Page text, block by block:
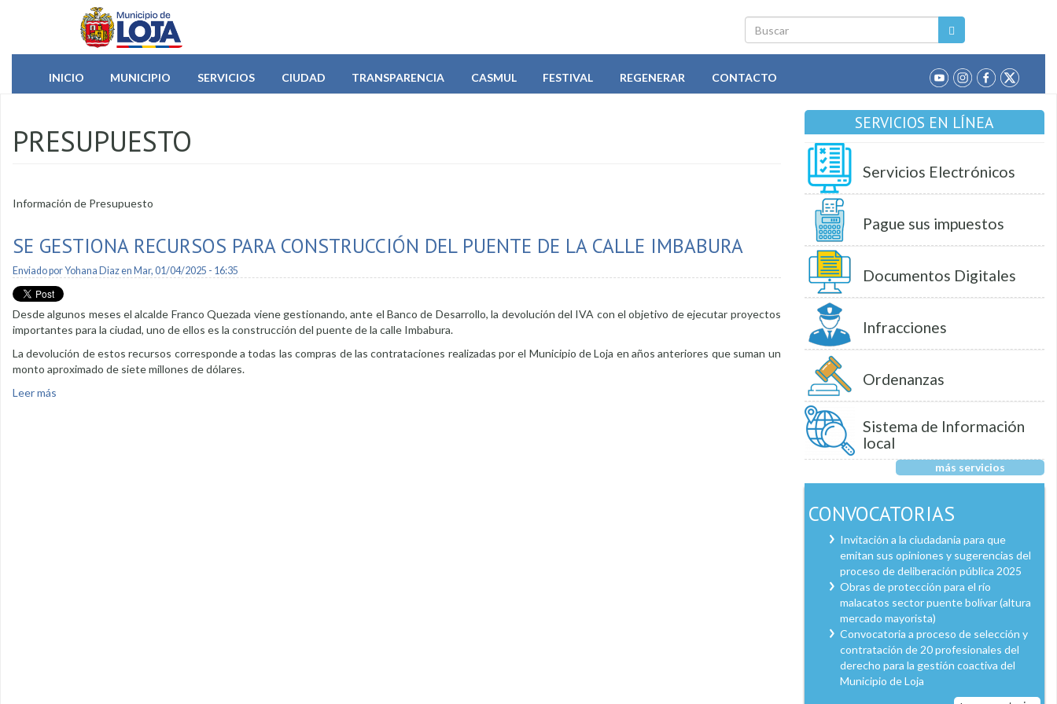
Pasar al contenido principal
Buscar
INICIO
MUNICIPIO SERVICIOS CIUDAD TRANSPARENCIA CASMUL FESTIVAL REGENERAR CONTACTO
PRESUPUESTO
Información de Presupuesto
SE GESTIONA RECURSOS PARA CONSTRUCCIÓN DEL PUENTE DE LA CALLE IMBABURA
Enviado porYohana Diazen Mar, 01/04/2025 - 16:35
Desde algunos meses el alcalde Franco Quezada viene gestionando, ante el Banco de Desarrollo, la devolución del IVA con el objetivo de ejecutar proyectos
importantes para la ciudad, uno de ellos es la construcción del puente de la calle Imbabura.
La devolución de estos recursos corresponde a todas las compras de las contrataciones realizadas por el Municipio de Loja en años anteriores que suman un
monto aproximado de siete millones de dólares.
Leer más
SERVICIOS EN LÍNEA
Servicios Electrónicos
Pague sus impuestos
Documentos Digitales
Infracciones
Ordenanzas
Sistema de Información
local
más servicios
CONVOCATORIAS
Invitación a la ciudadanía para que
emitan sus opiniones y sugerencias del
proceso de deliberación pública 2025
Obras de protección para el río
malacatos sector puente bolívar (altura
mercado mayorista)
Convocatoria a proceso de selección y
contratación de 20 profesionales del
derecho para la gestión coactiva del
Municipio de Loja